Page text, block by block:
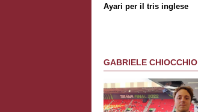
Ayari per il tris inglese
GABRIELE CHIOCCHIO